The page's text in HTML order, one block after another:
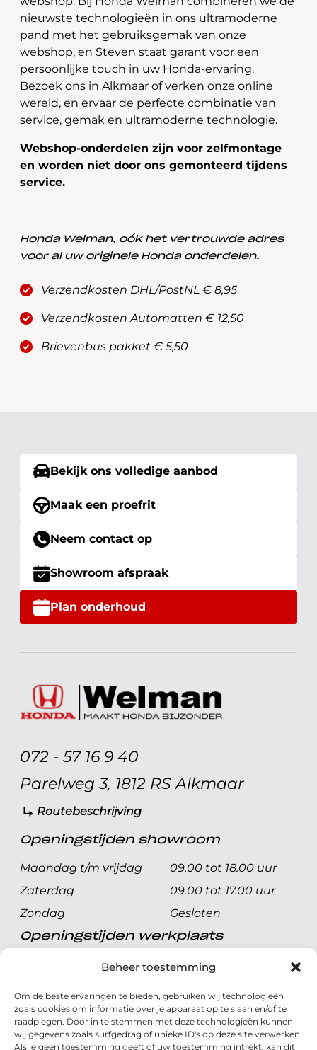
Beheer toestemming
Om de beste ervaringen te bieden, gebruiken wij technologieën
zoals cookies om informatie over je apparaat op te slaan en/of te
raadplegen. Door in te stemmen met deze technologieën kunnen
wij gegevens zoals surfgedrag of unieke ID's op deze site verwerken.
Als je geen toestemming geeft of uw toestemming intrekt, kan dit
nieuwste technologieën in ons ultramoderne
pand met het gebruiksgemak van onze
webshop, en Steven staat garant voor een
persoonlijke touch in uw Honda-ervaring.
Bezoek ons in Alkmaar of verken onze online
wereld, en ervaar de perfecte combinatie van
service, gemak en ultramoderne technologie.
Webshop-onderdelen zijn voor zelfmontage
en worden niet door ons gemonteerd tijdens
service.
Honda Welman, oók het vertrouwde adres
voor al uw originele Honda onderdelen.
Verzendkosten DHL/PostNL € 8,95
Verzendkosten Automatten € 12,50
Brievenbus pakket € 5,50
Bekijk ons volledige aanbod
Maak een proefrit
Neem contact op
Showroom afspraak
Plan onderhoud
072 - 57 16 9 40
Parelweg 3, 1812 RS Alkmaar
Routebeschrijving
Openingstijden showroom
Maandag t/m vrijdag
09.00 tot 18.00 uur
Zaterdag
09.00 tot 17.00 uur
Zondag
Gesloten
Openingstijden werkplaats
Maandag t/m vrijdag
08.00 tot 17.00 uur
Zondag
Gesloten
Volg ons